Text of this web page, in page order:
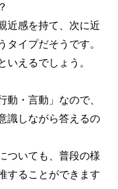
近感を持て、次に近
イプだそうです。
えるでしょう。
動・言動」なので、
識しながら答えるの
ついても、普段の様
することができます